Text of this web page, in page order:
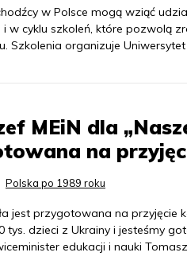
w Polsce mogą wziąć
i w cyklu szkoleń, które pozwolą
Szkolenia organizuje
MEiN dla
na
Polska po 1989 roku
jest przygotowana na przyjęcie
tys. dzieci z Ukrainy i jesteśmy
edukacji i nauki